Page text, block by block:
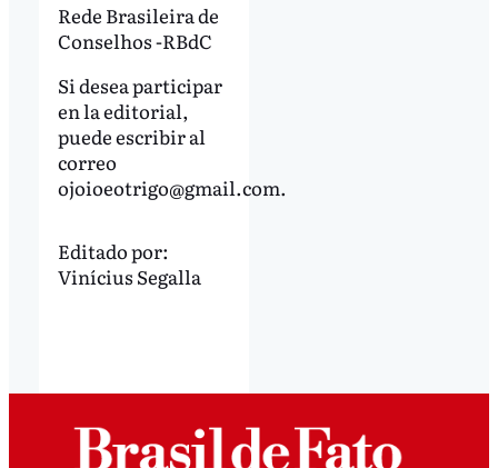
Rede Brasileira de
Conselhos -RBdC
Si desea participar
en la editorial,
puede escribir al
correo
ojoioeotrigo@gmail.com.
Editado por:
Vinícius Segalla